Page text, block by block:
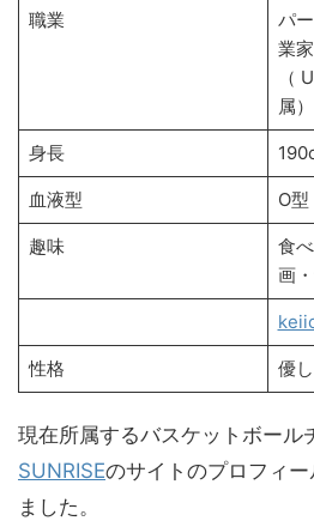
職業
パ
業
（
属）
身長
血液型 O型
趣味
食
画
性格 優
現在所属するバスケットボール
SUNRISEのサイトのプロフィ
ました。